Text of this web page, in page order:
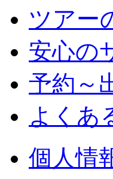
ツアー
安心の
予約～
よくあ
個人情